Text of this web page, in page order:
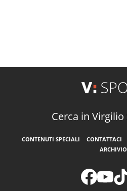
Cerca in Virgilio
CONTENUTI SPECIALI CONTATTACI
ARCHIVIO